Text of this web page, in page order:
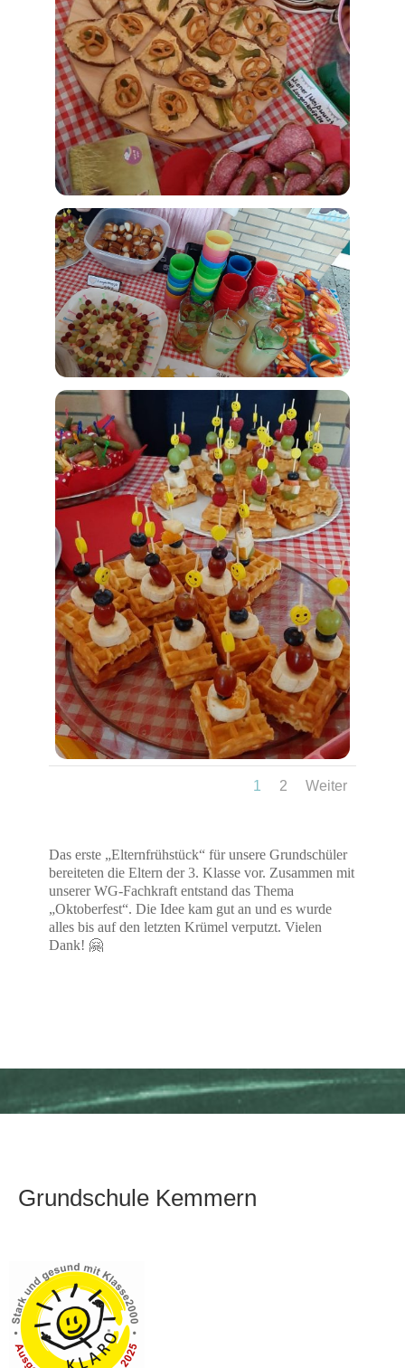
1 2 Weiter
Das erste „Elternfrühstück“ für unsere Grundschüler
bereiteten die Eltern der 3. Klasse vor. Zusammen mit
unserer WG-Fachkraft entstand das Thema
„Oktoberfest“. Die Idee kam gut an und es wurde
alles bis auf den letzten Krümel verputzt. Vielen
Dank! 🤗
Grundschule Kemmern